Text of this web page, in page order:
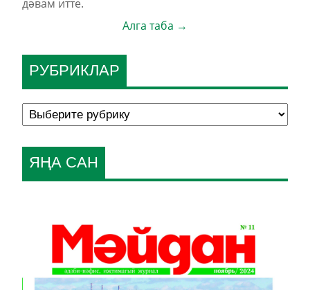
дәвам итте.
Алга таба →
РУБРИКЛАР
ЯҢА САН